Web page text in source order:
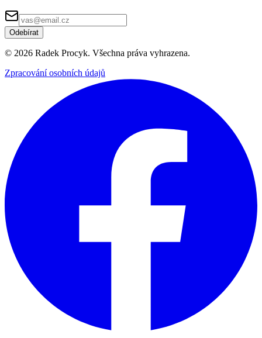
Odebírat
© 2026 Radek Procyk. Všechna práva vyhrazena.
Zpracování osobních údajů